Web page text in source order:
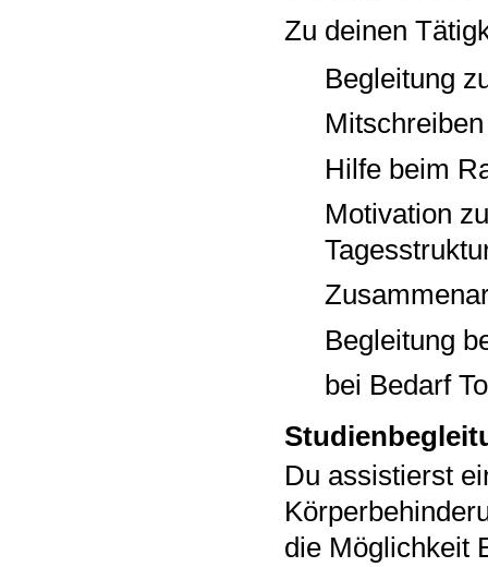
Zu deinen
Begleitung
Hilfe beim
Motivation
Begleitung
bei Bedarf
Du assistierst
die Möglichkeit